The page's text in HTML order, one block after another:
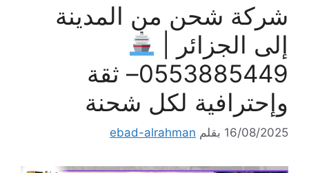
شركة شحن من المدينة
إلى الجزائر |
0553885449– ثقة
وإحترافية لكل شحنة
16/08/2025 بقلم ebad-alrahman